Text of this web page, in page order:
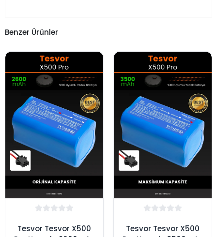
Benzer Ürünler
Tesvor Tesvor X500
Tesvor Tesvor X500